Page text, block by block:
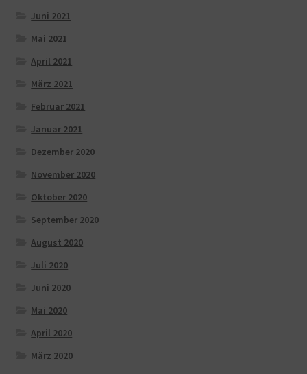
Juni 2021
Mai 2021
April 2021
März 2021
Februar 2021
Januar 2021
Dezember 2020
November 2020
Oktober 2020
September 2020
August 2020
Juli 2020
Juni 2020
Mai 2020
April 2020
März 2020